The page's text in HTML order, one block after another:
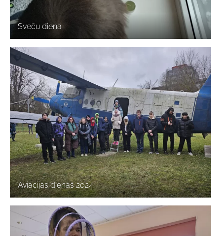
Sveču diena
Aviācijas dienas 2024